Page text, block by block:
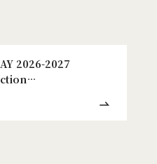
2026-2027
No.186」発刊のお